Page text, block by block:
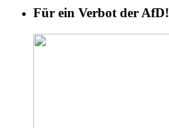
Für ein Verbot der AfD!